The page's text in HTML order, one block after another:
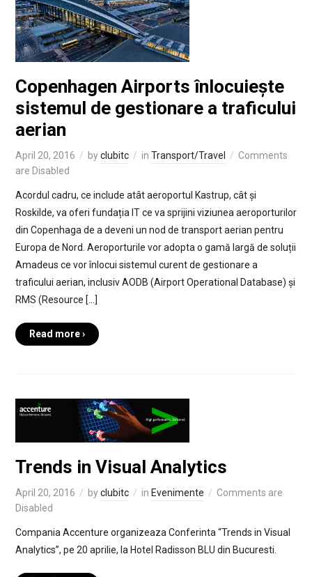
Copenhagen Airports înlocuiește
sistemul de gestionare a traficului
aerian
April 20, 2016 byclubitc in Transport/Travel
Comments
are Disabled
Acordul cadru, ce include atât aeroportul Kastrup, cât și
Roskilde, va oferi fundația IT ce va sprijini viziunea aeroporturilor
din Copenhaga de a deveni un nod de transport aerian pentru
Europa de Nord. Aeroporturile vor adopta o gamă largă de soluții
Amadeus ce vor înlocui sistemul curent de gestionare a
traficului aerian, inclusiv AODB (Airport Operational Database) și
RMS (Resource […]
Read more ›
Trends in Visual Analytics
April 20, 2016 byclubitc in Evenimente
Comments are
Disabled
Compania Accenture organizeaza Conferinta “Trends in Visual
Analytics”, pe 20 aprilie, la Hotel Radisson BLU din Bucuresti.